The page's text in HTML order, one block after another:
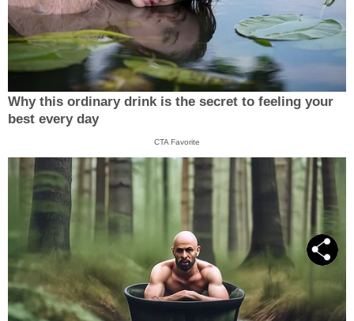
Why this ordinary drink is the secret to feeling your
best every day
CTA Favorite